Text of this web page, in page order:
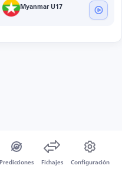
Myanmar U17
Predicciones Fichajes Configuración